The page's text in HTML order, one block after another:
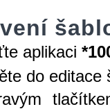
aplikaci
do editace